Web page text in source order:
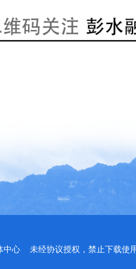
中心 未经协议授权，禁止下载使